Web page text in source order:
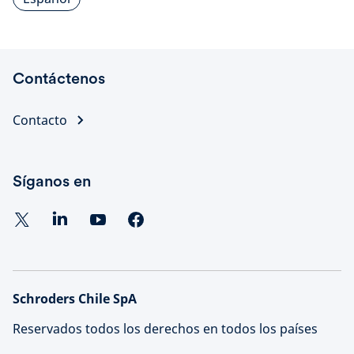
Contáctenos
Contacto
Síganos en
Schroders Chile SpA
Reservados todos los derechos en todos los países